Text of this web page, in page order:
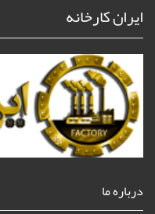
ایران کارخانه
درباره ما